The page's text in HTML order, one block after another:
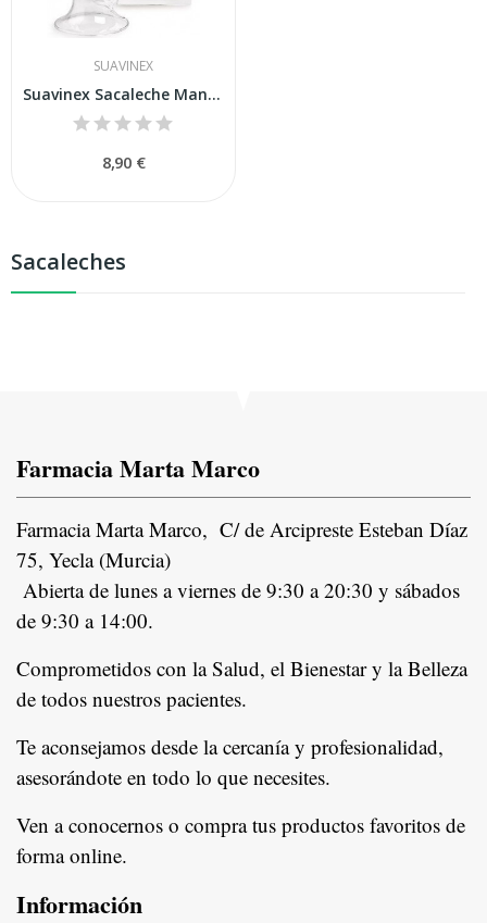
Sacaleches
SUAVINEX
Suavinex Sacaleche Manual
8,90 €
Farmacia Marta Marco
Farmacia Marta Marco, C/ de Arcipreste Esteban Díaz
75, Yecla (Murcia)
Abierta de lunes a viernes de 9:30 a 20:30 y sábados
de 9:30 a 14:00.
Comprometidos con la Salud, el Bienestar y la Belleza
de todos nuestros pacientes.
Te aconsejamos desde la cercanía y profesionalidad,
asesorándote en todo lo que necesites.
Ven a conocernos o compra tus productos favoritos de
forma online.
Información